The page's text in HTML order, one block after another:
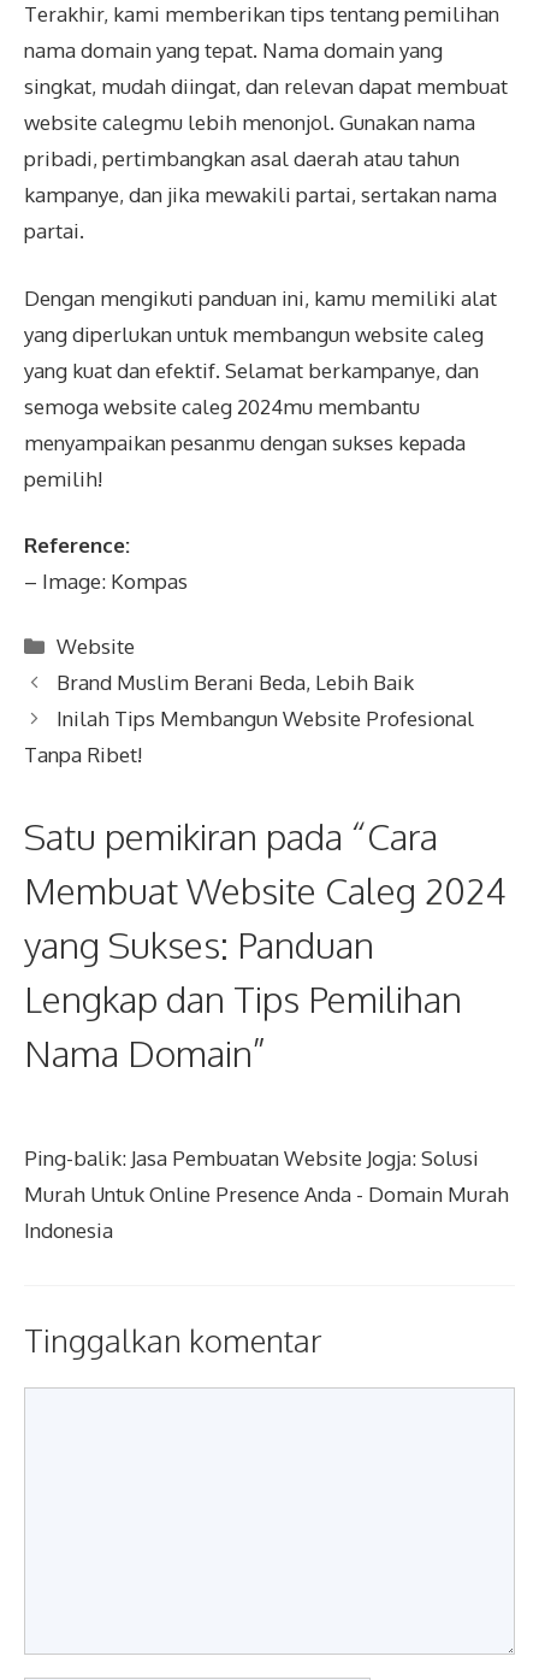
Terakhir, kami memberikan tips tentang pemilihan
nama domain yang tepat. Nama domain yang
singkat, mudah diingat, dan relevan dapat membuat
website calegmu lebih menonjol. Gunakan nama
pribadi, pertimbangkan asal daerah atau tahun
kampanye, dan jika mewakili partai, sertakan nama
partai.
Dengan mengikuti panduan ini, kamu memiliki alat
yang diperlukan untuk membangun website caleg
yang kuat dan efektif. Selamat berkampanye, dan
semoga website caleg 2024mu membantu
menyampaikan pesanmu dengan sukses kepada
pemilih!
Reference:
– Image: Kompas
Kategori
Website
Brand Muslim Berani Beda, Lebih Baik
Inilah Tips Membangun Website Profesional
Tanpa Ribet!
Satu pemikiran pada “Cara
Membuat Website Caleg 2024
yang Sukses: Panduan
Lengkap dan Tips Pemilihan
Nama Domain”
Ping-balik: Jasa Pembuatan Website Jogja: Solusi
Murah Untuk Online Presence Anda - Domain Murah
Indonesia
Tinggalkan komentar